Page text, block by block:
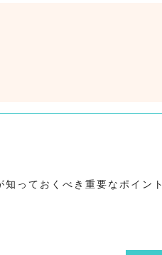
っておくべき重要なポイント